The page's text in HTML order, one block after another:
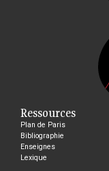
Ressources
Plan de Paris
Bibliographie
Enseignes
Lexique